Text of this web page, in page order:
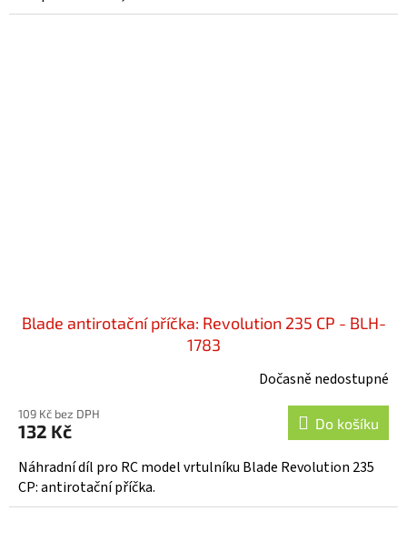
Blade antirotační příčka: Revolution 235 CP - BLH-
1783
Dočasně nedostupné
109 Kč bez DPH
132 Kč Do košíku
Náhradní díl pro RC model vrtulníku Blade Revolution 235
CP: antirotační příčka.